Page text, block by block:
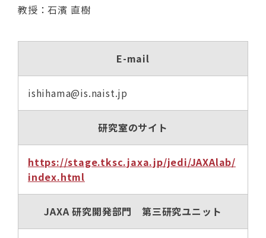
教授：石濱 直樹
E-mail
ishihama@is.naist.jp
研究室のサイト
https://stage.tksc.jaxa.jp/jedi/JAXAlab/
index.html
JAXA 研究開発部門 第三研究ユニット